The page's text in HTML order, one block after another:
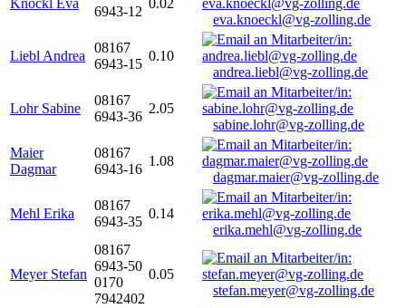
Knöckl Eva
6943-12
0.02
eva.knoeckl@vg-zolling.de
Liebl Andrea
08167
6943-15
0.10
andrea.liebl@vg-zolling.de
Lohr Sabine
08167
6943-36
2.05
sabine.lohr@vg-zolling.de
Maier
Dagmar
08167
6943-16
1.08
dagmar.maier@vg-zolling.de
Mehl Erika
08167
6943-35
0.14
erika.mehl@vg-zolling.de
Meyer Stefan
08167
6943-50
0170
7942402
0.05
stefan.meyer@vg-zolling.de